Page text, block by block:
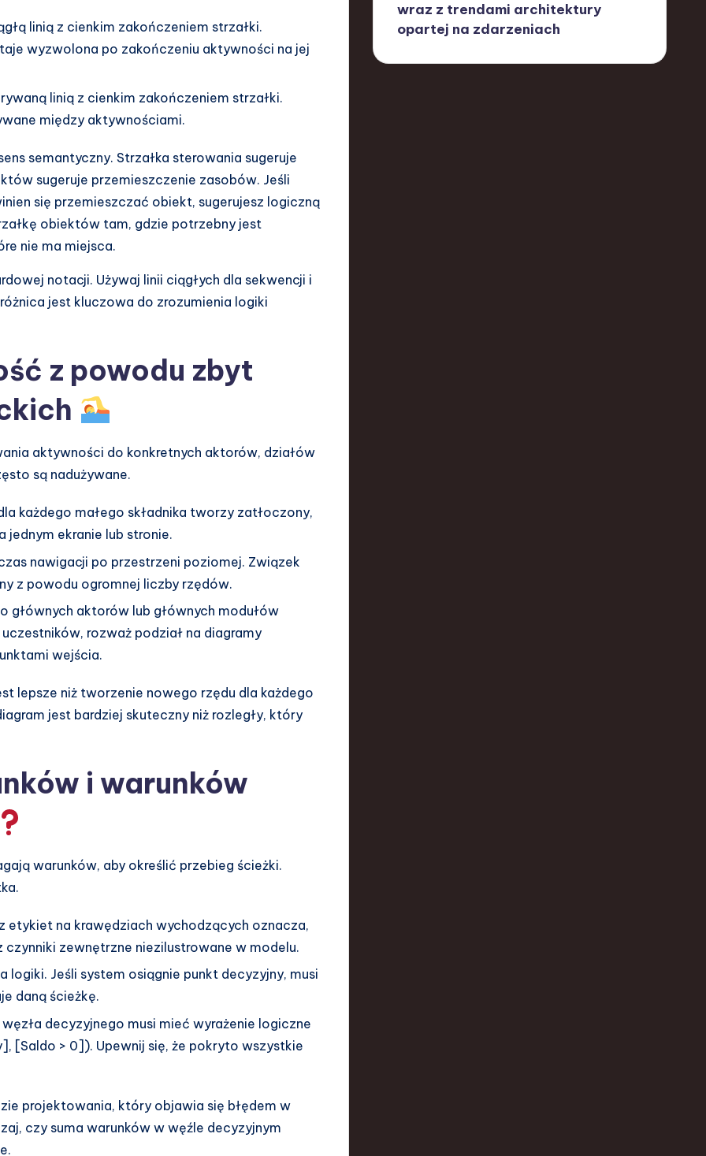
linią z cienkim zakończeniem strzałki.
wyzwolona po zakończeniu aktywności na jej
linią z cienkim zakończeniem strzałki.
między aktywnościami.
semantyczny. Strzałka sterowania sugeruje
sugeruje przemieszczenie zasobów. Jeśli
się przemieszczać obiekt, sugerujesz logiczną
obiektów tam, gdzie potrzebny jest
nie ma miejsca.
notacji. Używaj linii ciągłych dla sekwencji i
jest kluczowa do zrozumienia logiki
z powodu zbyt
aktywności do konkretnych aktorów, działów
są nadużywane.
każdego małego składnika tworzy zatłoczony,
ekranie lub stronie.
nawigacji po przestrzeni poziomej. Związek
z powodu ogromnej liczby rzędów.
głównych aktorów lub głównych modułów
rozważ podział na diagramy
wejścia.
lepsze niż tworzenie nowego rzędu dla każdego
jest bardziej skuteczny niż rozległy, który
i warunków
warunków, aby określić przebieg ścieżki.
etykiet na krawędziach wychodzących oznacza,
zewnętrzne niezilustrowane w modelu.
logiki. Jeśli system osiągnie punkt decyzyjny, musi
daną ścieżkę.
decyzyjnego musi mieć wyrażenie logiczne
[Saldo > 0]). Upewnij się, że pokryto wszystkie
projektowania, który objawia się błędem w
czy suma warunków w węźle decyzyjnym
wraz z trendami architektury
opartej na zdarzeniach